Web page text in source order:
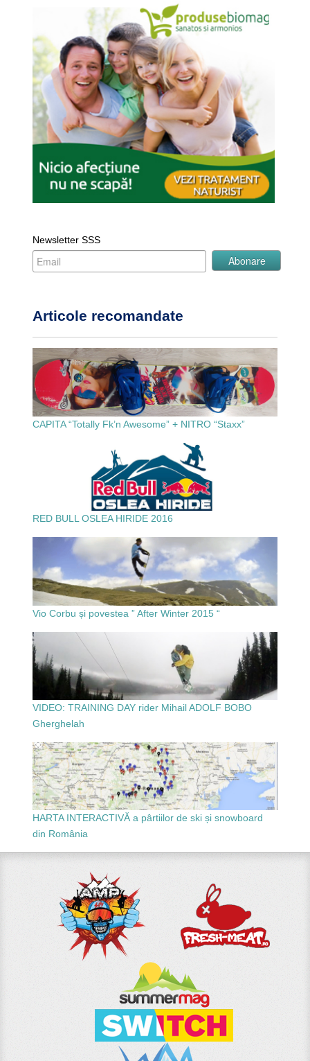
Newsletter SSS
Articole recomandate
CAPITA “Totally Fk’n Awesome” + NITRO “Staxx”
RED BULL OSLEA HIRIDE 2016
Vio Corbu și povestea ” After Winter 2015 “
VIDEO: TRAINING DAY rider Mihail ADOLF BOBO
Gherghelah
HARTA INTERACTIVĂ a pârtiilor de ski și snowboard
din România